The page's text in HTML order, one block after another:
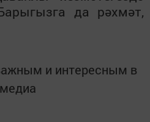
да рәхмәт,
и интересным в